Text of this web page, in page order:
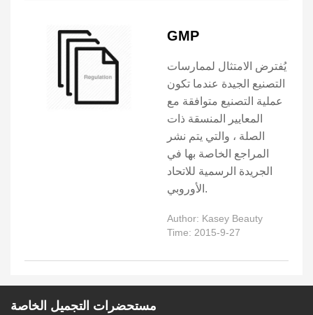
GMP
يُفترض الامتثال لممارسات
التصنيع الجيدة عندما تكون
عملية التصنيع متوافقة مع
المعايير المنسقة ذات
الصلة ، والتي يتم نشر
المراجع الخاصة بها في
الجريدة الرسمية للاتحاد
الأوروبي.
Author: Kasey Beauty
Time: 2015-9-27
مستحضرات التجميل الخاصة